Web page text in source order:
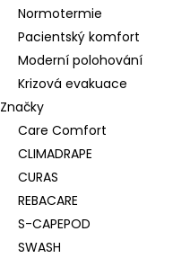
Normotermie
Pacientský komfort
Moderní polohování
Krizová evakuace
Značky
Care Comfort
CLIMADRAPE
CURAS
REBACARE
S-CAPEPOD
SWASH